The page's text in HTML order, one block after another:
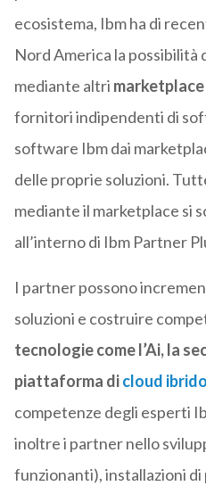
ecosistema, Ibm ha di
Nord America la
mediante altri
fornitori indipendenti di
software Ibm dai
delle proprie soluzioni.
mediante il marketplace si
all’interno di Ibm Partner
I partner possono
soluzioni e costruire
tecnologie come l’Ai, la
piattaforma dicloud ibrido
competenze degli esperti
inoltre i partner nello
funzionanti), installazioni di